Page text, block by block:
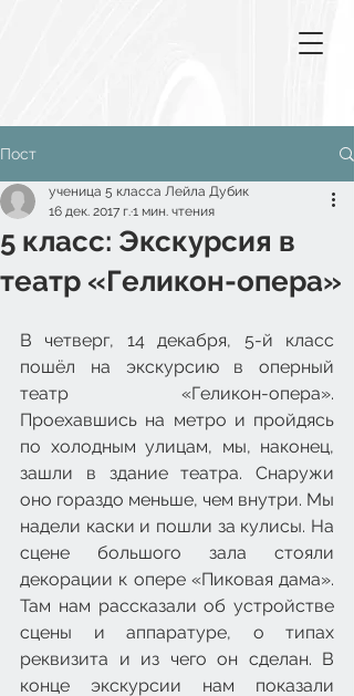
Пост
5 класс: Экскурсия в
театр «Геликон-опера»
ученица 5 класса Лейла Дубик
16 дек. 2017 г.1 мин. чтения
В четверг, 14 декабря, 5-й класс
пошёл на экскурсию в оперный
театр «Геликон-опера».
Проехавшись на метро и пройдясь
по холодным улицам, мы, наконец,
зашли в здание театра. Снаружи
оно гораздо меньше, чем внутри. Мы
надели каски и пошли за кулисы. На
сцене большого зала стояли
декорации к опере «Пиковая дама».
Там нам рассказали об устройстве
сцены и аппаратуре, о типах
реквизита и из чего он сделан. В
конце экскурсии нам показали